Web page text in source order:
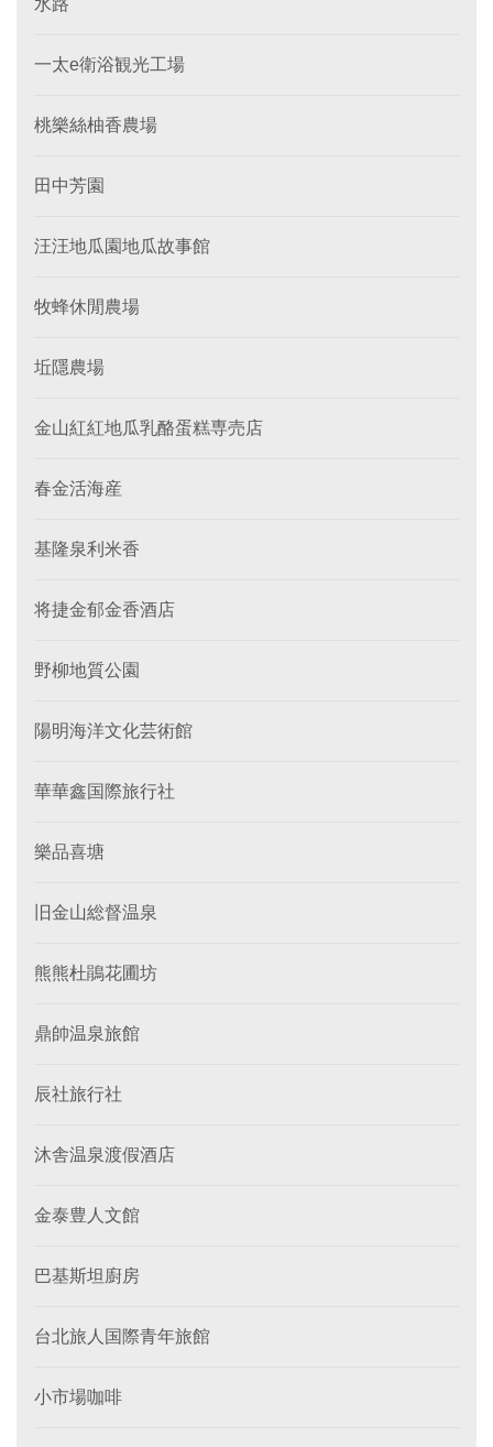
水路
一太e衛浴観光工場
桃樂絲柚香農場
田中芳園
汪汪地瓜園地瓜故事館
牧蜂休閒農場
坵隱農場
金山紅紅地瓜乳酪蛋糕専売店
春金活海産
基隆泉利米香
将捷金郁金香酒店
野柳地質公園
陽明海洋文化芸術館
華華鑫国際旅行社
樂品喜塘
旧金山総督温泉
熊熊杜鵑花圃坊
鼎帥温泉旅館
辰社旅行社
沐舎温泉渡假酒店
金泰豊人文館
巴基斯坦廚房
台北旅人国際青年旅館
小市場咖啡